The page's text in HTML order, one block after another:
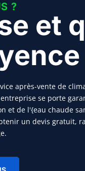
?
et
après-vente de
se porte
et de l'{eau chaude
un devis gratuit,